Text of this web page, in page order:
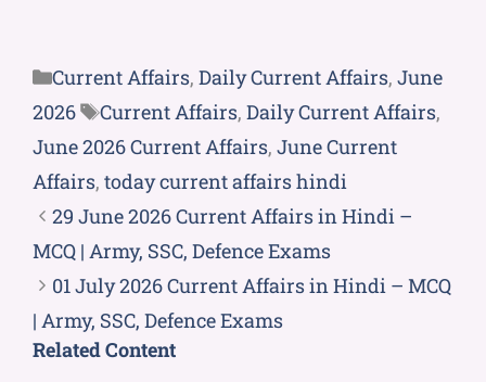
Current Affairs, Daily Current Affairs, June
2026
Current Affairs, Daily Current Affairs,
June 2026 Current Affairs, June Current
Affairs, today current affairs hindi
29 June 2026 Current Affairs in Hindi –
MCQ | Army, SSC, Defence Exams
01 July 2026 Current Affairs in Hindi – MCQ
| Army, SSC, Defence Exams
Related Content